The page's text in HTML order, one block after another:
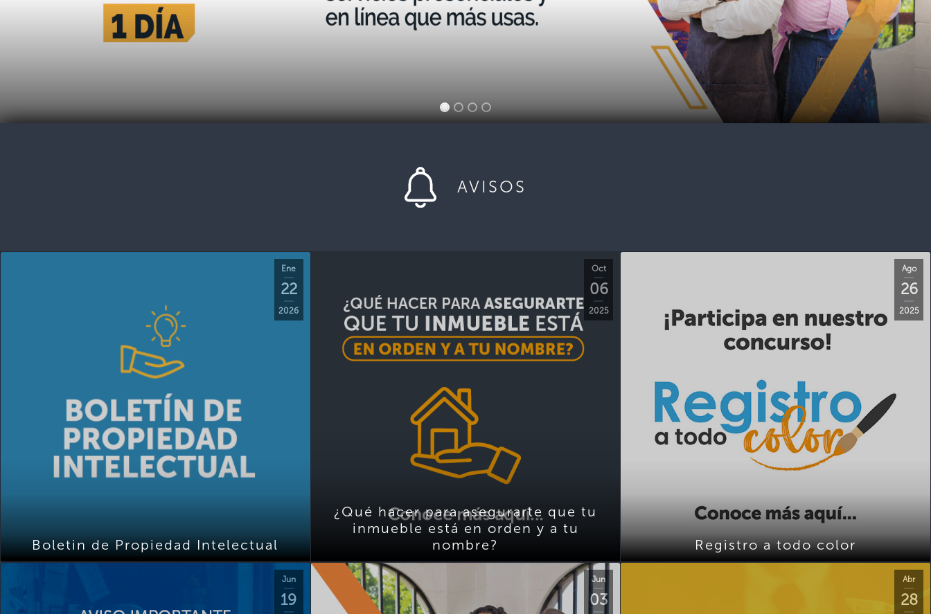
AVISOS
Ene
22
2026
Boletin de Propiedad Intelectual
Oct
06
2025
¿Qué hacer para asegurarte que tu
inmueble está en orden y a tu
nombre?
Ago
26
2025
Registro a todo color
Jun
19
Jun
03
Abr
28